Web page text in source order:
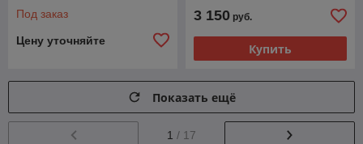
Под заказ
Цену уточняйте
3 150 руб.
Купить
Показать ещё
1 / 17